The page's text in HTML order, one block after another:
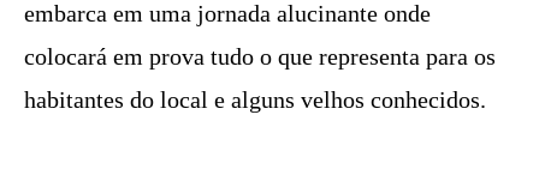
embarca em uma jornada alucinante onde
colocará em prova tudo o que representa para os
habitantes do local e alguns velhos conhecidos.